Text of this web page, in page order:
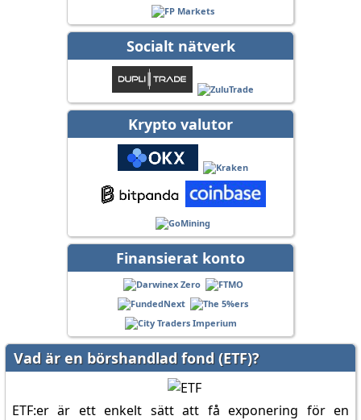
Socialt nätverk
Krypto valutor
Finansierat konto
Vad är en börshandlad fond (ETF)?
ETF:er är ett enkelt sätt att få exponering för en